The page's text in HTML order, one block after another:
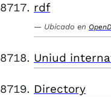
rdf
Ubicado en
Uniud
Directory